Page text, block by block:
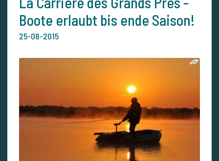
Boote erlaubt bis ende Saison!
25-08-2015